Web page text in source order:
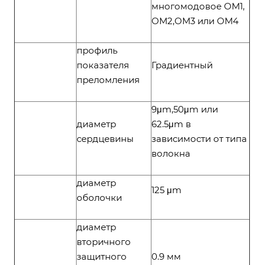
многомодовое ОМ1,
ОМ2,ОМ3 или ОМ4
профиль
показателя
преломления
Градиентный
диаметр
сердцевины
9μm,50μm или
62.5μm в
зависимости от типа
волокна
диаметр
оболочки
125 μm
диаметр
вторичного
защитного
0.9 мм